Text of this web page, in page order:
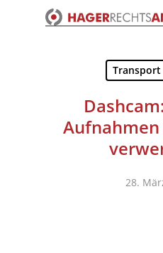
Transport
28.